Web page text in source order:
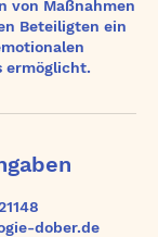
von Maßnahmen
Beteiligten ein
ermöglicht.
dober.de